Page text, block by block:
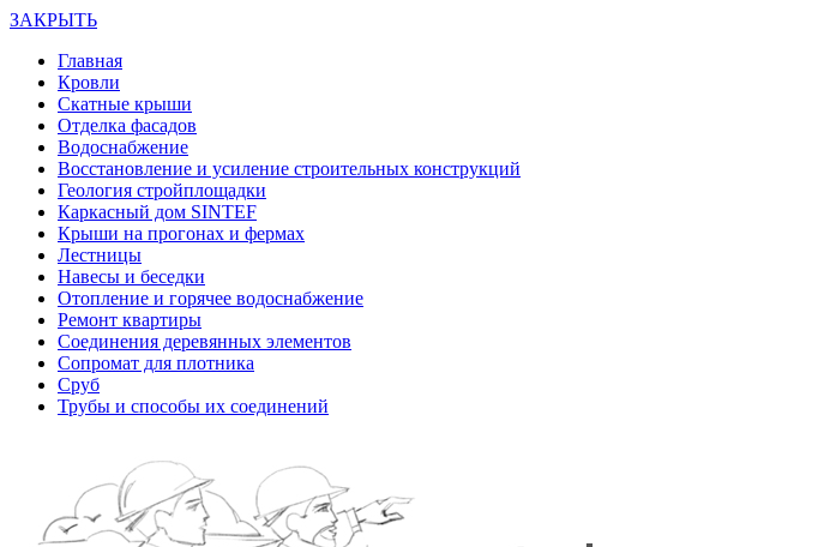
ЗАКРЫТЬ
Главная
Кровли
Скатные крыши
Отделка фасадов
Водоснабжение
Восстановление и усиление строительных конструкций
Геология стройплощадки
Каркасный дом SINTEF
Крыши на прогонах и фермах
Лестницы
Навесы и беседки
Отопление и горячее водоснабжение
Ремонт квартиры
Соединения деревянных элементов
Сопромат для плотника
Сруб
Трубы и способы их соединений